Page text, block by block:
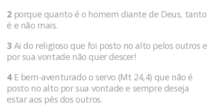
2 porque quanto é o homem diante de Deus, tanto
é e não mais.
3 Ai do religioso que foi posto no alto pelos outros e
por sua vontade não quer descer!
4E bem-aventurado o servo (Mt 24,4) que não é
posto no alto por sua vontade e sempre deseja
estar aos pés dos outros.